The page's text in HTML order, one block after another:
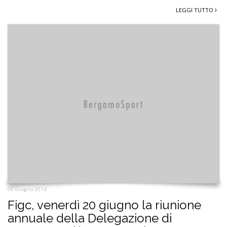
LEGGI TUTTO
05 Giugno 2014
Figc, venerdì 20 giugno la riunione
annuale della Delegazione di